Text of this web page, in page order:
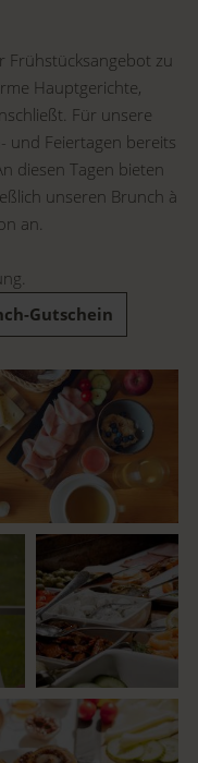
Frühstücksangebot zu
Hauptgerichte,
Für unsere
und Feiertagen bereits
diesen Tagen bieten
unseren Brunch à
an.
Gutschein